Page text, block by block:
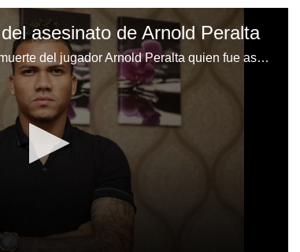
asesinato de Arnold Peralta
Se recuerda con mucho dolor la muerte del jugador Arnold Peralta quien fue asesinado en La Ceiba.